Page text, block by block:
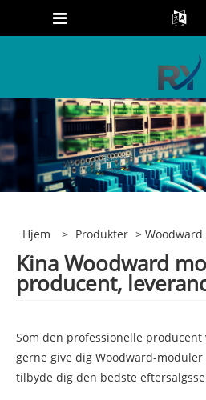
Hjem > Produkter >
Kina Woodward
producent,
Som den professionelle producent
gerne give dig Woodward-
tilbyde dig den bedste